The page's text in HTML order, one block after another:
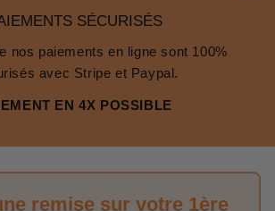
SÉCURISÉS
nos paiements en ligne sont 100%
avec Stripe et Paypal.
EN 4X POSSIBLE
remise sur votre 1ère